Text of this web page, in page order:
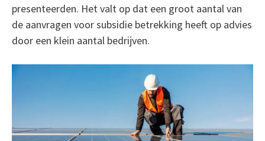
presenteerden. Het valt op dat een groot aantal van
de aanvragen voor subsidie betrekking heeft op advies
door een klein aantal bedrijven.